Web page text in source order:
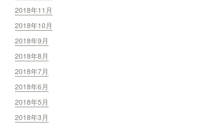
2018年11月
2018年10月
2018年9月
2018年8月
2018年7月
2018年6月
2018年5月
2018年3月